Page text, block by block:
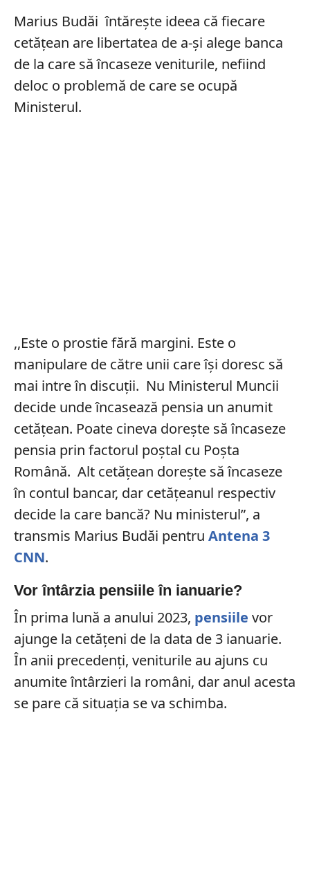
Marius Budăi întărește ideea că fiecare
cetățean are libertatea de a-și alege banca
de la care să încaseze veniturile, nefiind
deloc o problemă de care se ocupă
Ministerul.
,,Este o prostie fără margini. Este o
manipulare de către unii care își doresc să
mai intre în discuții. Nu Ministerul Muncii
decide unde încasează pensia un anumit
cetățean. Poate cineva dorește să încaseze
pensia prin factorul poștal cu Poșta
Română. Alt cetățean dorește să încaseze
în contul bancar, dar cetățeanul respectiv
decide la care bancă? Nu ministerul”, a
transmis Marius Budăi pentru Antena 3
CNN.
Vor întârzia pensiile în ianuarie?
În prima lună a anului 2023, pensiile vor
ajunge la cetățeni de la data de 3 ianuarie.
În anii precedenți, veniturile au ajuns cu
anumite întârzieri la români, dar anul acesta
se pare că situația se va schimba.